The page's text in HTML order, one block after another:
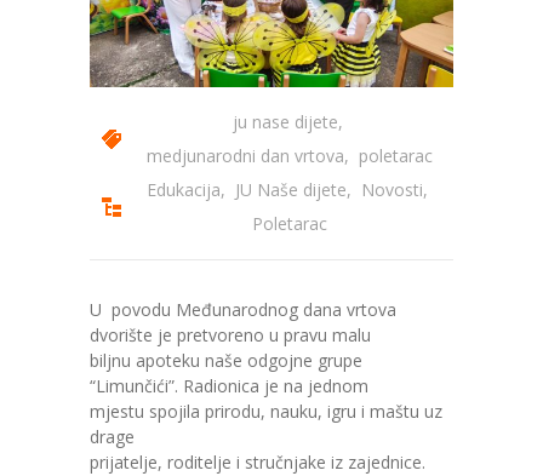
---- Snjeguljica
---- Zeko
---- Zvjezdica
-- Stručni tim
-- Galerija
-- Dokumenti
-- COVID-19 Procedure
ju nase dijete,
medjunarodni dan vrtova, poletarac
Edukacija, JU Naše dijete, Novosti,
Poletarac
U povodu Međunarodnog dana vrtova
dvorište je pretvoreno u pravu malu
biljnu apoteku naše odgojne grupe
“Limunčići”. Radionica je na jednom
mjestu spojila prirodu, nauku, igru i maštu uz
drage
prijatelje, roditelje i stručnjake iz zajednice.